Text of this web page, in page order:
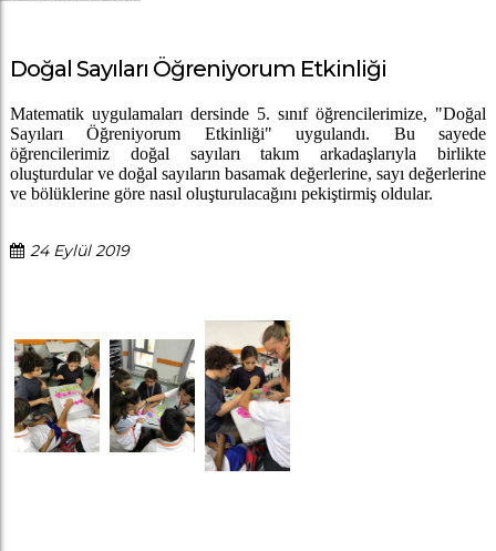
Doğal Sayıları Öğreniyorum Etkinliği
Matematik uygulamaları dersinde 5. sınıf öğrencilerimize, "Doğal
Sayıları Öğreniyorum Etkinliği" uygulandı. Bu sayede
öğrencilerimiz doğal sayıları takım arkadaşlarıyla birlikte
oluşturdular ve doğal sayıların basamak değerlerine, sayı değerlerine
ve bölüklerine göre nasıl oluşturulacağını pekiştirmiş oldular.
24 Eylül 2019